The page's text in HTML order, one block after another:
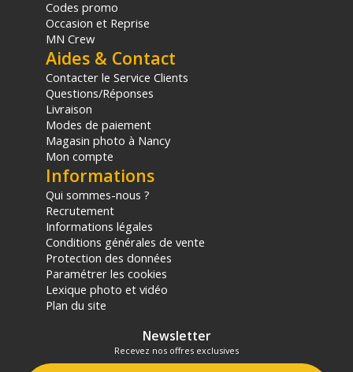
Codes promo
Occasion et Reprise
MN Crew
Aides & Contact
Contacter le Service Clients
Questions/Réponses
Livraison
Modes de paiement
Magasin photo à Nancy
Mon compte
Informations
Qui sommes-nous ?
Recrutement
Informations légales
Conditions générales de vente
Protection des données
Paramétrer les cookies
Lexique photo et vidéo
Plan du site
Newsletter
Recevez nos offres exclusives